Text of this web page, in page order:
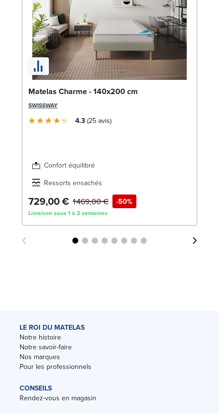
Matelas Charme - 140x200 cm
SWISSWAY
4.3 25 avis
Confort équilibré
Ressorts ensachés
729,00 € -50%
1 469,00 €
Livraison sous 1 à 2 semaines
LE ROI DU MATELAS
Notre histoire
Notre savoir-faire
Nos marques
Pour les professionnels
CONSEILS
Rendez-vous en magasin